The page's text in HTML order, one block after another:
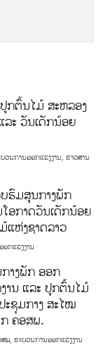
ກຕົ້ນໄມ້ ສະຫລອງ
ະ ວັນເດັກນ້ອຍ
ວນການອອກແຮງງານ ,ຂ່າວສານ
ບຮົມສູນກາງພັກ
ອກາດວັນເດັກນ້ອຍ
ແຫ່ງຊາດລາວ
ກແຮງງານ
າງພັກ ອອກ
ານ ແລະ ປູກຕົ້ນໄມ້
ຊຸມກາງ ສະໄໝ
ຄອສພ.
ສພ ,ຂະບວນການອອກແຮງງານ